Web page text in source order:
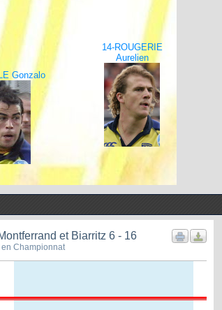
14-ROUGERIE
Aurelien
Gonzalo
et Biarritz 6 - 16
Championnat